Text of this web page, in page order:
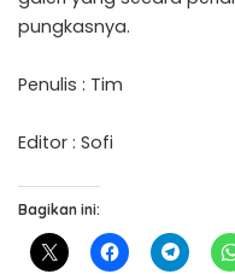
pungkasnya.
Penulis : Tim
Editor : Sofi
Bagikan ini: